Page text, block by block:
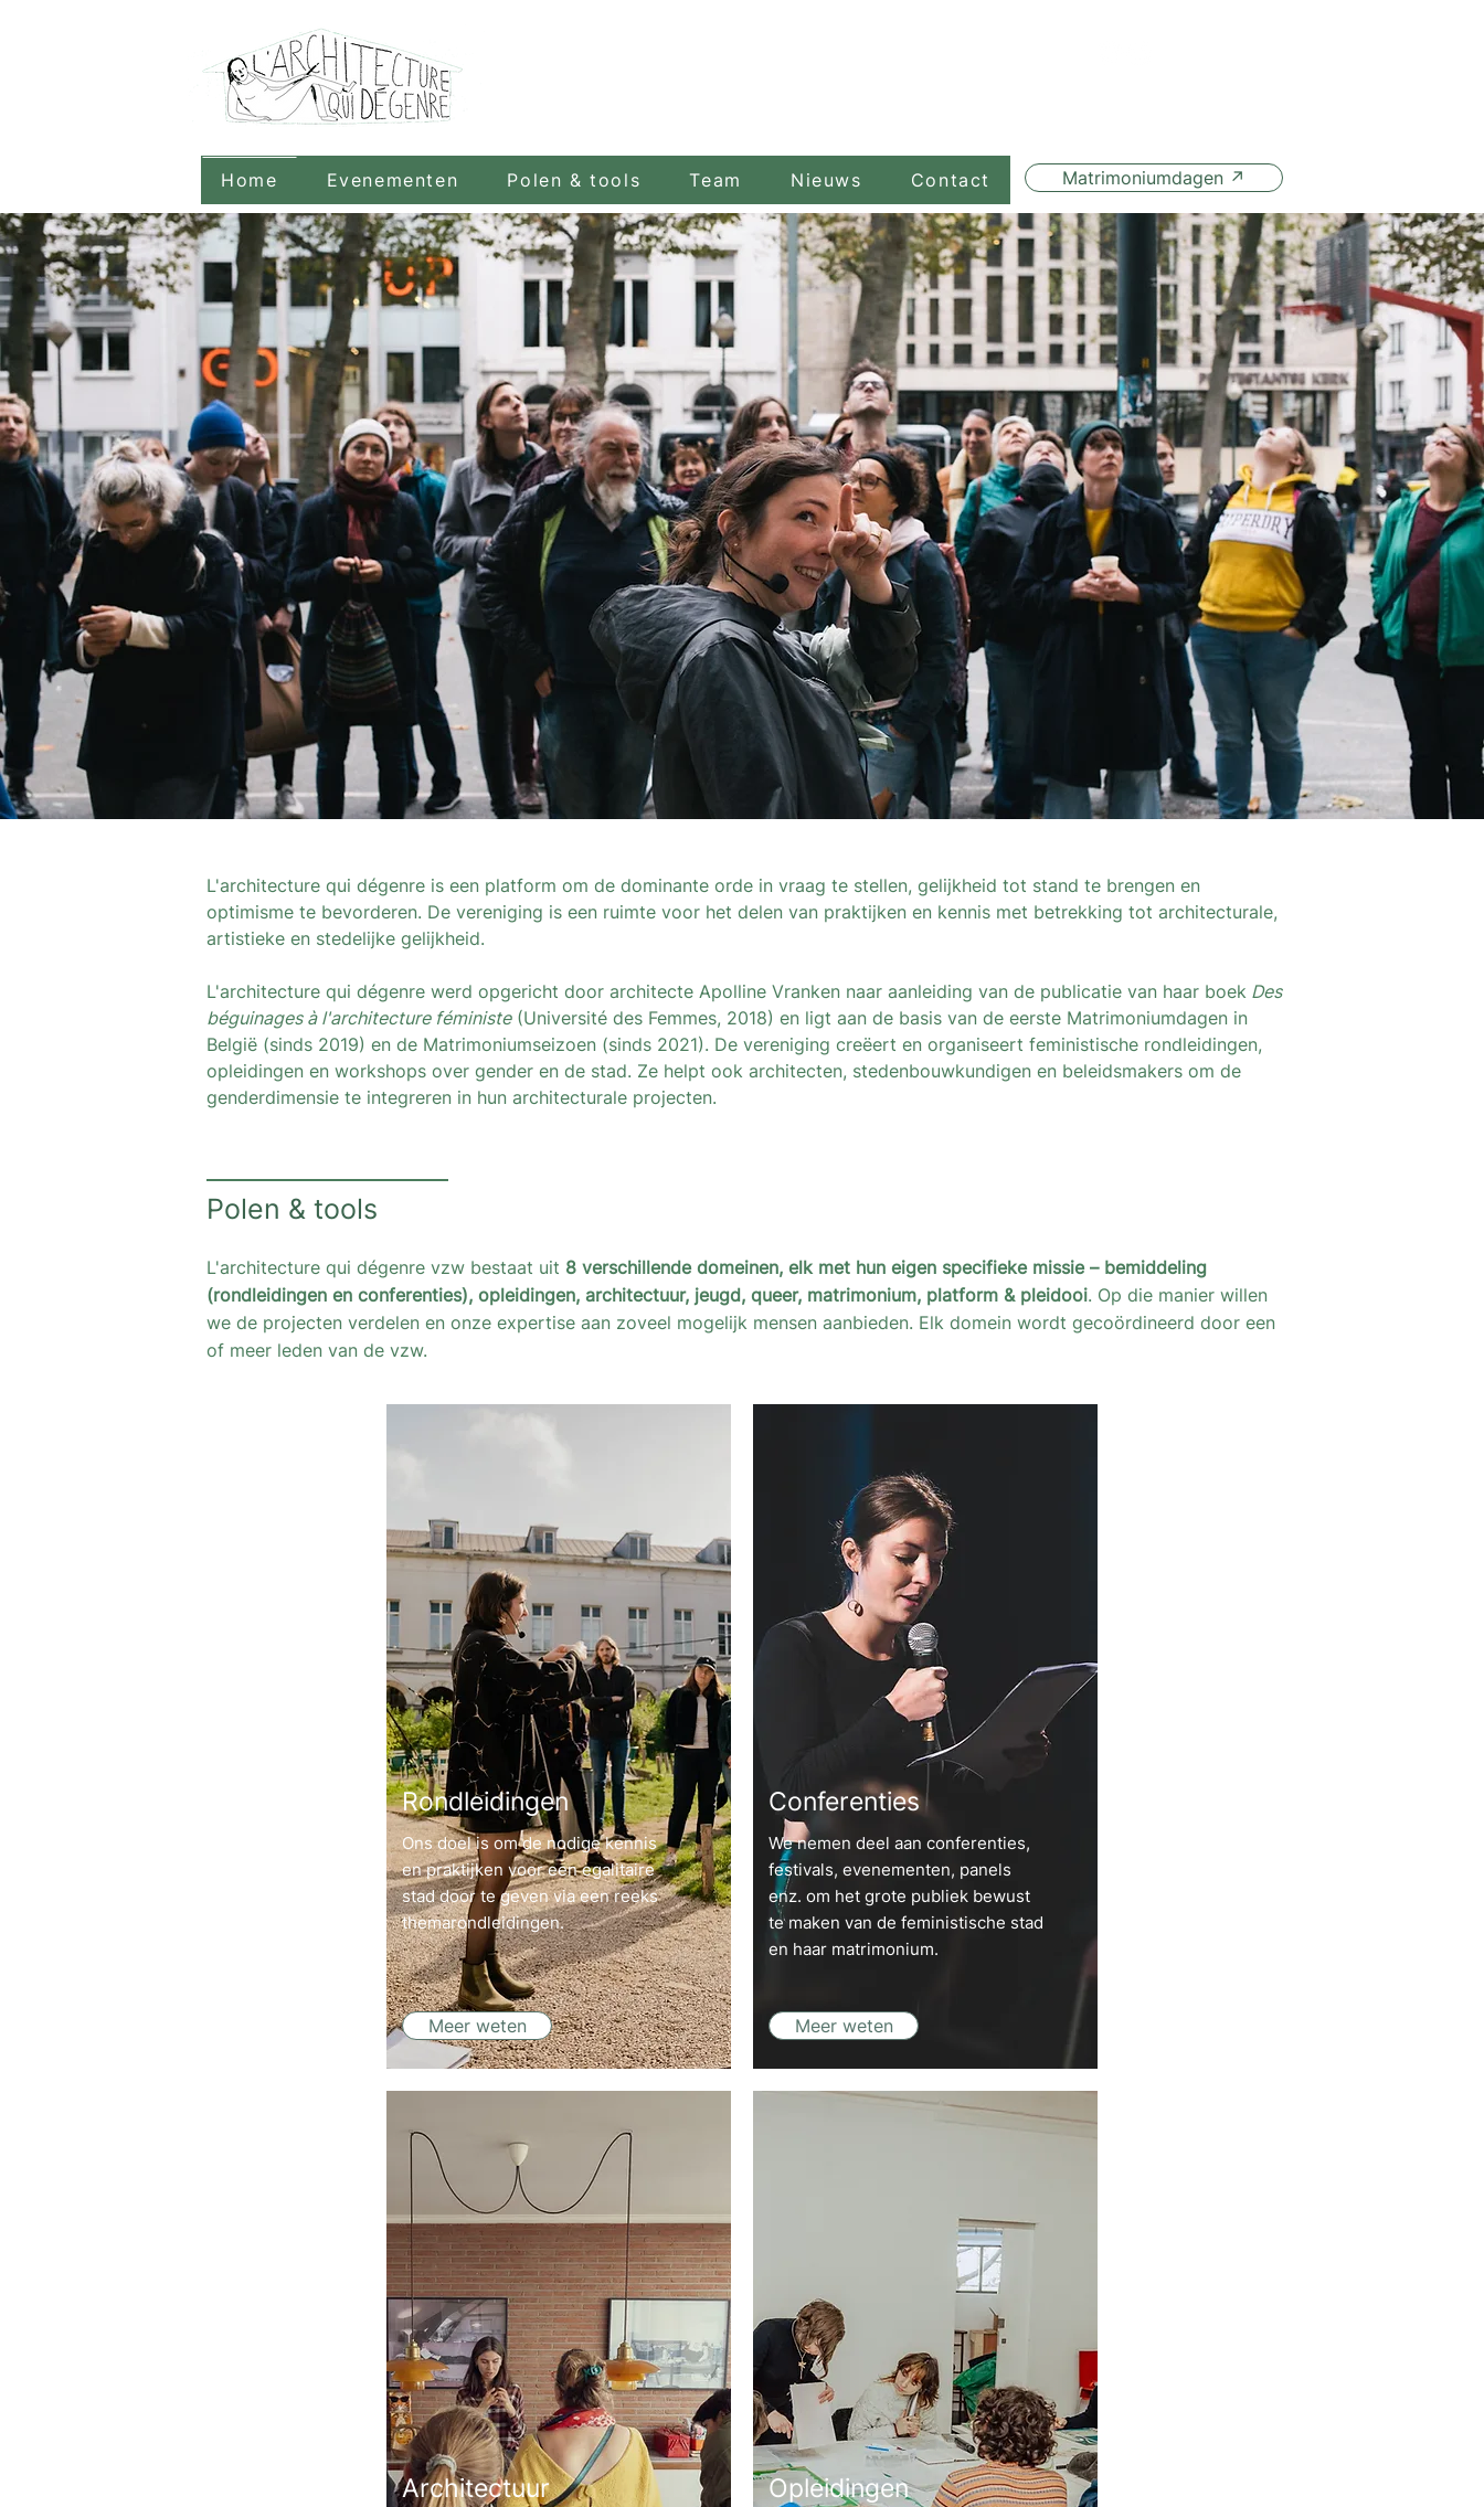
Home Evenementen Polen & tools Team Nieuws Contact Matrimoniumdagen ↗
L'architecture qui dégenre is een platform om de dominante orde in vraag te stellen, gelijkheid tot stand te brengen en
optimisme te bevorderen. De vereniging is een ruimte voor het delen van praktijken en kennis met betrekking tot architecturale,
artistieke en stedelijke gelijkheid.
L'architecture qui dégenre werd opgericht door architecte Apolline Vranken naar aanleiding van de publicatie van haar boek Des
béguinages à l'architecture féministe(Université des Femmes, 2018) en ligt aan de basis van de eerste Matrimoniumdagen in
België (sinds 2019) en de Matrimoniumseizoen (sinds 2021). De vereniging creëert en organiseert feministische rondleidingen,
opleidingen en workshops over gender en de stad. Ze helpt ook architecten, stedenbouwkundigen en beleidsmakers om de
genderdimensie te integreren in hun architecturale projecten.
Polen & tools
L'architecture qui dégenre vzw bestaat uit 8 verschillende domeinen, elk met hun eigen specifieke missie – bemiddeling
(rondleidingen en conferenties), opleidingen, architectuur, jeugd, queer, matrimonium, platform & pleidooi. Op die manier willen
we de projecten verdelen en onze expertise aan zoveel mogelijk mensen aanbieden. Elk domein wordt gecoördineerd door een
of meer leden van de vzw.
Rondleidingen
Ons doel is om de nodige kennis
en praktijken voor een egalitaire
stad door te geven via een reeks
themarondleidingen.
Meer weten
Architectuur
Conferenties
We nemen deel aan conferenties,
festivals, evenementen, panels
enz. om het grote publiek bewust
te maken van de feministische stad
en haar matrimonium.
Meer weten
Opleidingen